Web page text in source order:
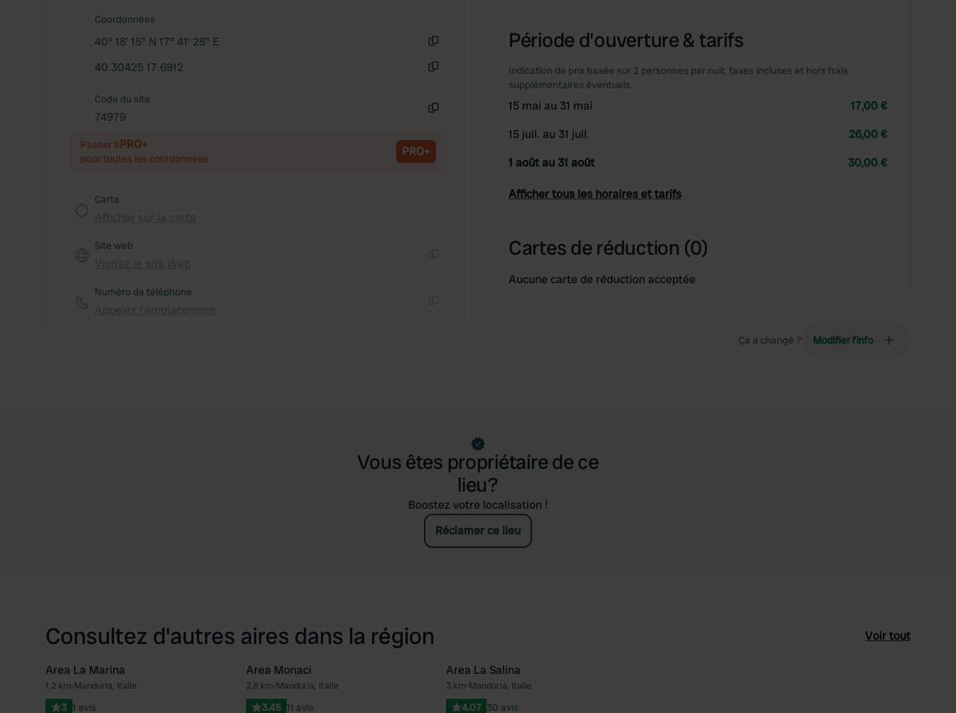
Coordonnées
40° 18' 15" N 17° 41' 28" E
40.30425 17.6912
Code du site
74979
Passer àPRO+
pour toutes les coordonnées PRO+
Carte
Site web
Numéro de téléphone
Période d'ouverture & tarifs
Indication de prix basée sur 2 personnes par nuit, taxes incluses et hors frais
supplémentaires éventuels.
15 mai au 31 mai
17,00 €
15 juil. au 31 juil.
26,00 €
1 août au 31 août
30,00 €
Afficher tous les horaires et tarifs
Cartes de réduction (0)
Aucune carte de réduction acceptée
Ça a changé ? Modifier l’info
Vous êtes propriétaire de ce
lieu?
Boostez votre localisation !
Réclamer ce lieu
Consultez d'autres aires dans la région Voir tout
Préféré
Area La Marina
1,2 km•Manduria, Italie
3 1 avis
Préféré
Area Monaci
2,8 km•Manduria, Italie
3.45 11 avis
Area La Salina
3 km•Manduria, Italie
4.07 30 avis